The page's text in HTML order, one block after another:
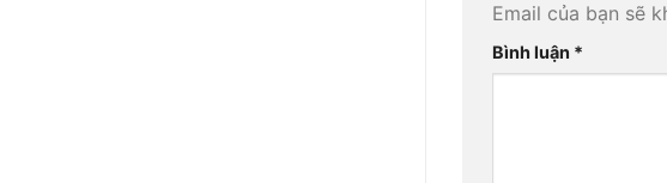
Email của bạn sẽ
Bình luận *